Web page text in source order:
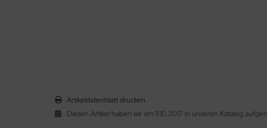
Artikeldatenblatt drucken
Diesen Artikel haben wir am 11.10.2017 in unseren Katalog